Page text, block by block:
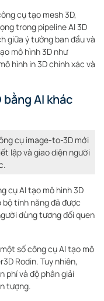
cụ tạo mesh 3D,
trong pipeline AI 3D
giữa ý tưởng ban đầu và
mô hình 3D như
hình in 3D chính xác và
AI khác
cụ image-to-3D mới
lập và giao diện người
cụ AI tạo mô hình 3D
tính năng đã được
dùng tương đối quen
số công cụ AI tạo mô
Rodin. Tuy nhiên,
phí và độ phân giải
tượng.